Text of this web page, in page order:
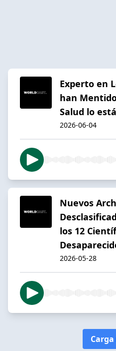
Experto en
han
Salud lo
2026-06-04
Nuevos
los 12
2026-05-28